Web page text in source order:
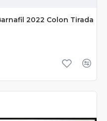
2022 Colon Tirada